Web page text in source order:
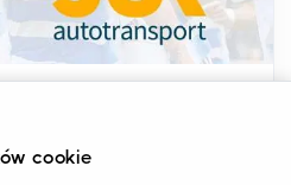
Zwolle
cookie